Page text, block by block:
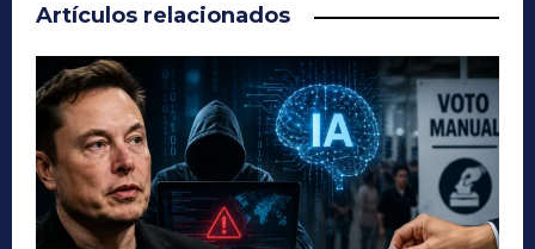
Artículos relacionados